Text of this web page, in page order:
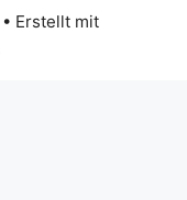
• Erstellt mit